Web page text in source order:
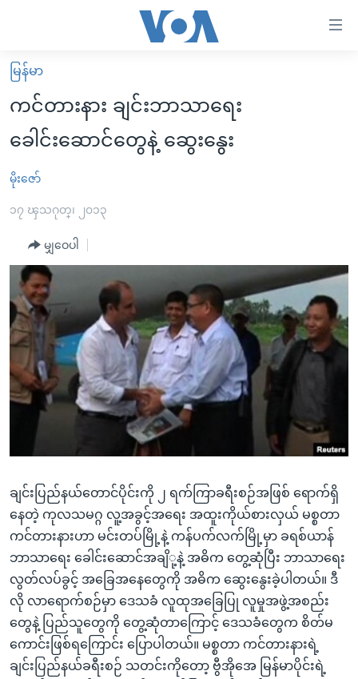
လွယ်ကူ
စေ
သည့်
များ
ပင်မ
ကျော်
ကြည့်
ရန်
ပင်မ
အ
ညွန်း
စာမျက်နှာ
ရန်
ရှာဖွေ
ရန်
နေရာ
သို့
ကျော်
ရန်
မူလစာမျက်နှာ
မြန်မာ
ကမ္ဘာ့သတင်းများ
နိုင်ငံတကာ
အစ္စရေး-ပါလက်စတိုင်း
ဗွီဒီယို
အင်္ဂလိပ်စာလေ့လာမယ်
အမေရိကန်သုံးအီဒီယံ
မကြေးမုံရဲ့ အင်္ဂလိပ်စာ
ရုပ်ရှင်ထဲက အင်္ဂလိပ်စာ
သုတပဒေသာ အင်္ဂလိပ်စာ
အပတ်စဉ်ကဏ္ဍများ
ရေဒီယို
တီဗွီ
ရေဒီယိုနှင့်ရုပ်သံ အချက်အလက်များ
ရေဒီယို/တီဗွီအစီအစဉ်
Learning English
ဗွီအိုအေ လူမှုကွန်ယက်များ
ဘာသာစကားများ
မြန်မာ
ကင်တားနား ချင်းဘာသာရေး
ခေါင်းဆောင်တွေနဲ့ ဆွေးနွေး
မိုးဇော်
၁၇ ၾသဂုတ္၊ ၂၀၁၃
မျှဝေပါ
ချင်းပြည်နယ်တောင်ပိုင်းကို ၂ ရက်ကြာခရီးစဉ်အဖြစ် ရောက်ရှိ
နေတဲ့ ကုလသမဂ္ဂ လူ့အခွင့်အရေး အထူးကိုယ်စားလှယ် မစ္စတာ
ကင်တားနားဟာ မင်းတပ်မြို့နဲ့ ကန်ပက်လက်မြို့မှာ ခရစ်ယာန်
ဘာသာရေး ခေါင်းဆောင်အချို့နဲ့ အဓိက တွေ့ဆုံပြီး ဘာသာရေး
လွတ်လပ်ခွင့် အခြေအနေတွေကို အဓိက ဆွေးနွေးခဲ့ပါတယ်။ ဒီ
လို လာရောက်စဉ်မှာ ဒေသခံ လူထုအခြေပြု လူမှုအဖွဲ့အစည်း
တွေနဲ့ ပြည်သူတွေကို တွေ့ဆုံတာကြောင့် ဒေသခံတွေက စိတ်မ
ကောင်းဖြစ်ရကြောင်း ပြောပါတယ်။ မစ္စတာ ကင်တားနားရဲ့
ချင်းပြည်နယ်ခရီးစဉ် သတင်းကိုတော့ ဗွီအိုအေ မြန်မာပိုင်းရဲ့